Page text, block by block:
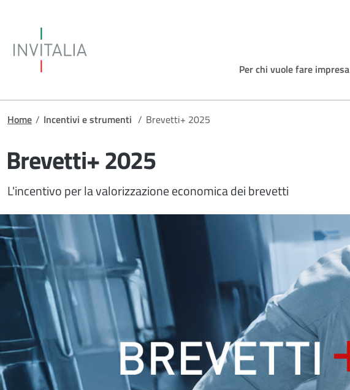
Per chi vuole fare impresa
Briciole di pane
Home / Incentivi e strumenti / Brevetti+ 2025
Brevetti+ 2025
L'incentivo per la valorizzazione economica dei brevetti